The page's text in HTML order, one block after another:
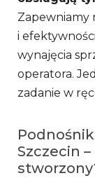
Zapewniamy
i
wynajęcia
operatora.
zadanie w
Szczecin